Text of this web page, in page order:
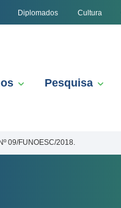
Diplomados Cultura
Pesquisa
09/FUNOESC/2018.